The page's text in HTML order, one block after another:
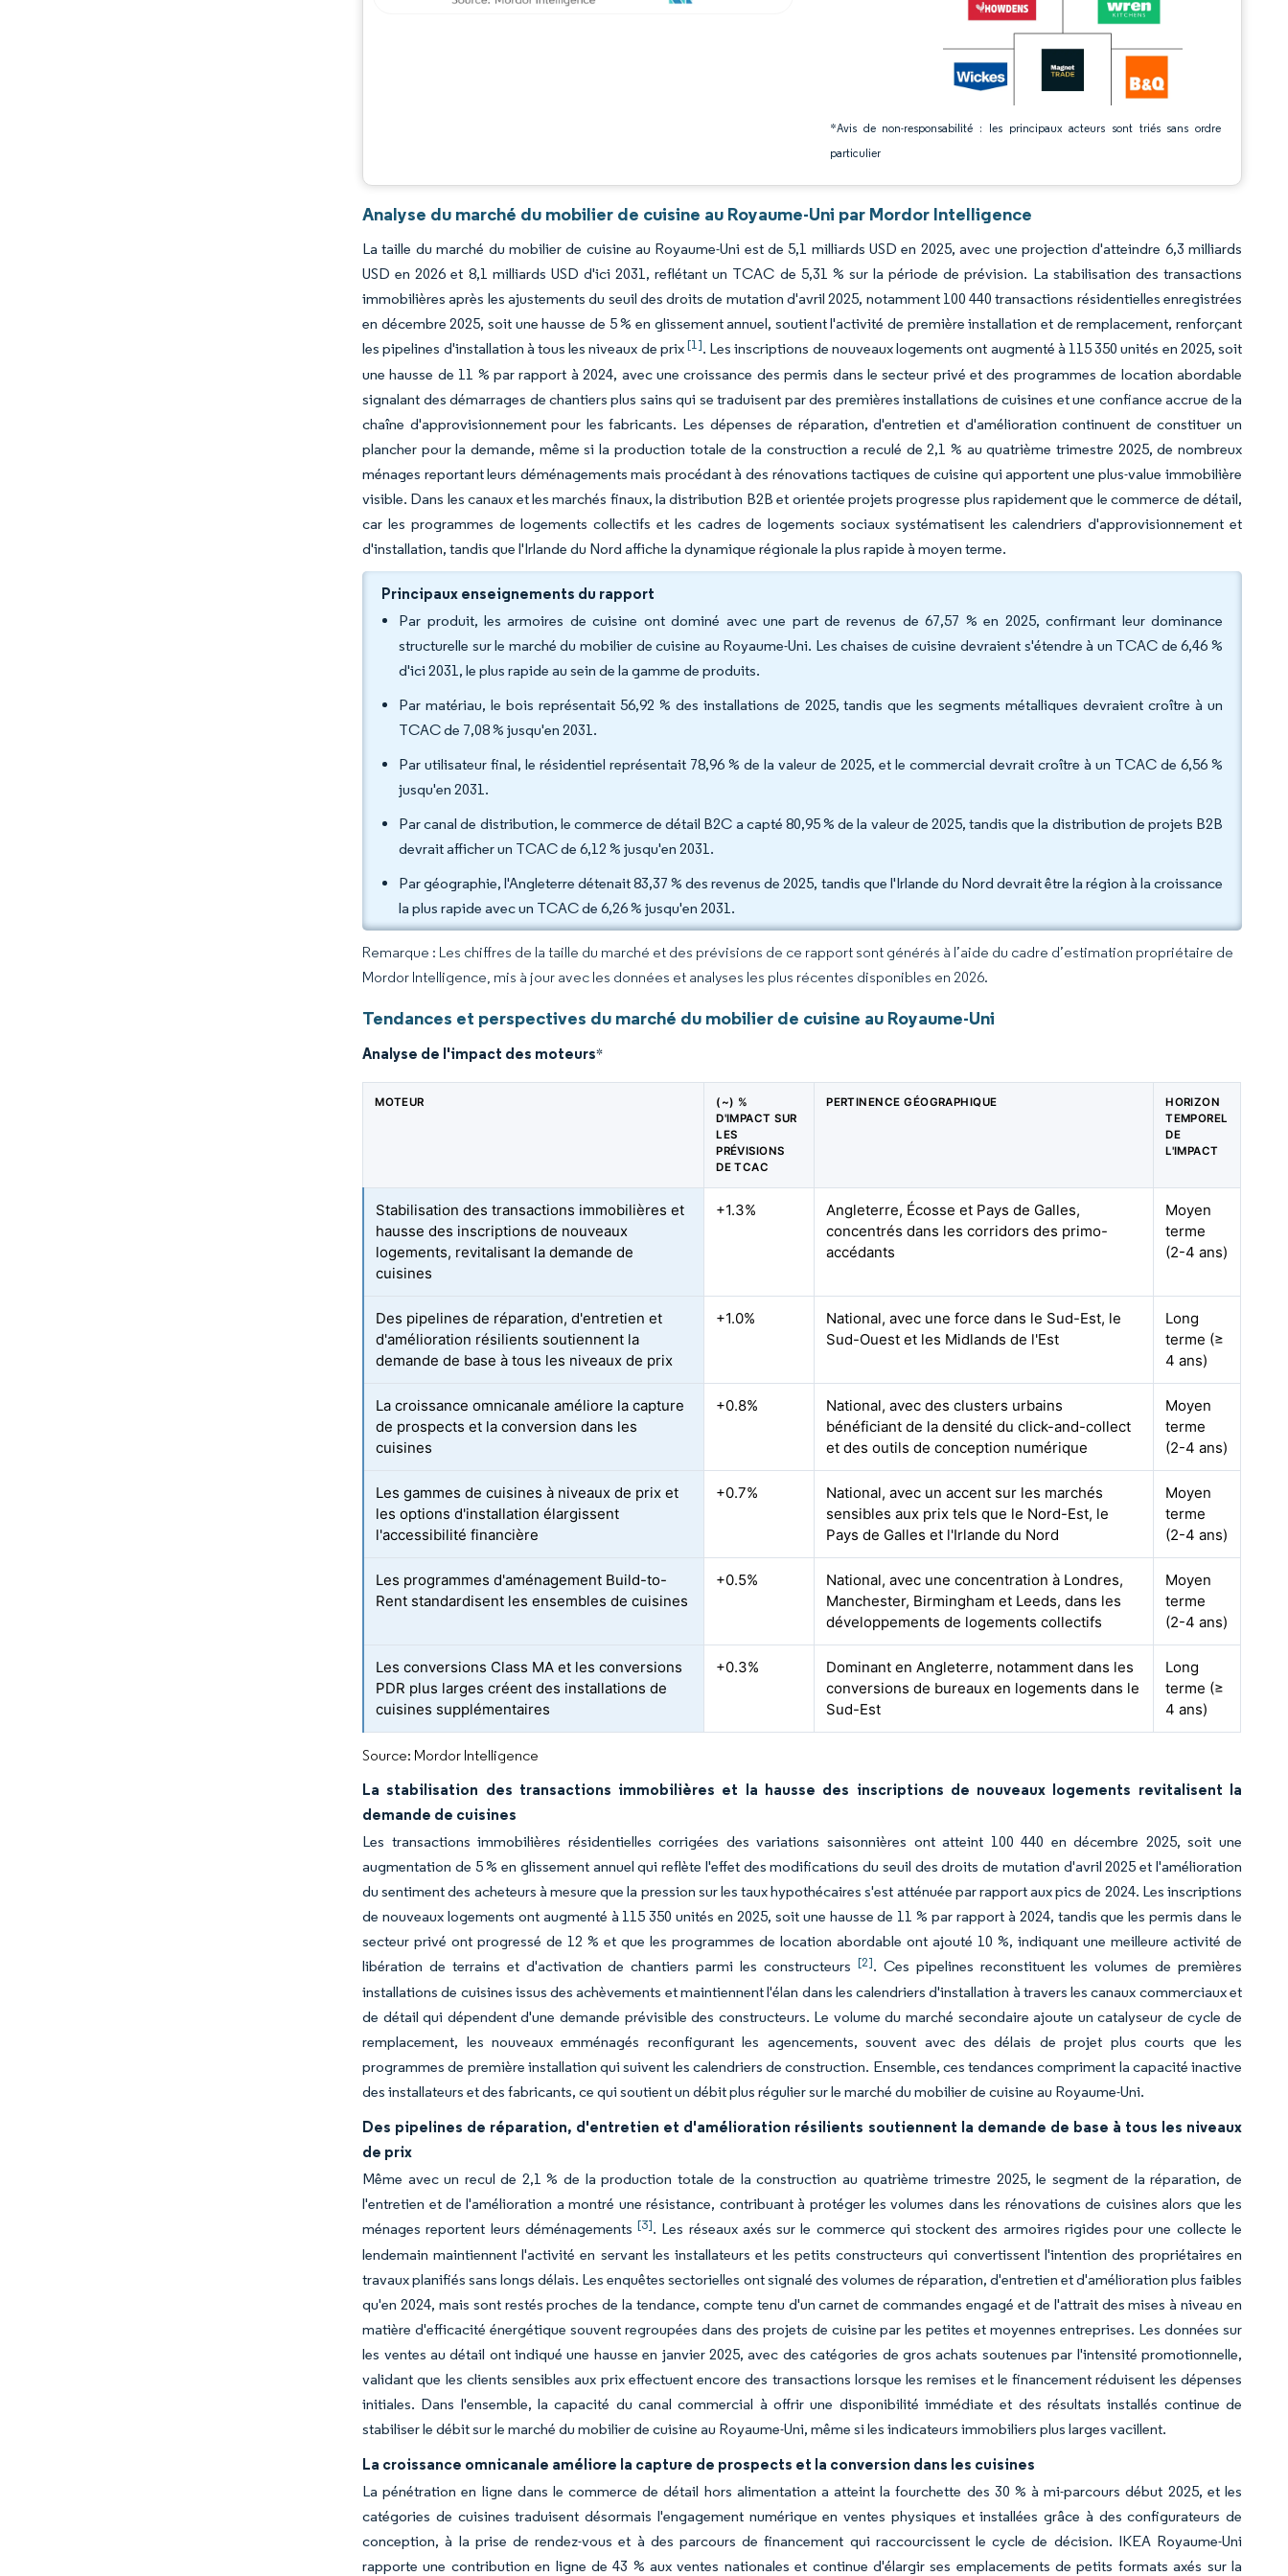
*Avis de non-responsabilité : les principaux acteurs sont triés sans ordre
particulier
Analyse du marché du mobilier de cuisine au Royaume-Uni par Mordor Intelligence
La taille du marché du mobilier de cuisine au Royaume-Uni est de 5,1 milliards USD en 2025, avec une projection d'atteindre 6,3 milliards
USD en 2026 et 8,1 milliards USD d'ici 2031, reflétant un TCAC de 5,31 % sur la période de prévision. La stabilisation des transactions
immobilières après les ajustements du seuil des droits de mutation d'avril 2025, notamment 100 440 transactions résidentielles enregistrées
en décembre 2025, soit une hausse de 5 % en glissement annuel, soutient l'activité de première installation et de remplacement, renforçant
les pipelines d'installation à tous les niveaux de prix[1]. Les inscriptions de nouveaux logements ont augmenté à 115 350 unités en 2025, soit
une hausse de 11 % par rapport à 2024, avec une croissance des permis dans le secteur privé et des programmes de location abordable
signalant des démarrages de chantiers plus sains qui se traduisent par des premières installations de cuisines et une confiance accrue de la
chaîne d'approvisionnement pour les fabricants. Les dépenses de réparation, d'entretien et d'amélioration continuent de constituer un
plancher pour la demande, même si la production totale de la construction a reculé de 2,1 % au quatrième trimestre 2025, de nombreux
ménages reportant leurs déménagements mais procédant à des rénovations tactiques de cuisine qui apportent une plus-value immobilière
visible. Dans les canaux et les marchés finaux, la distribution B2B et orientée projets progresse plus rapidement que le commerce de détail,
car les programmes de logements collectifs et les cadres de logements sociaux systématisent les calendriers d'approvisionnement et
d'installation, tandis que l'Irlande du Nord affiche la dynamique régionale la plus rapide à moyen terme.
Principaux enseignements du rapport
Par produit, les armoires de cuisine ont dominé avec une part de revenus de 67,57 % en 2025, confirmant leur dominance
structurelle sur le marché du mobilier de cuisine au Royaume-Uni. Les chaises de cuisine devraient s'étendre à un TCAC de 6,46 %
d'ici 2031, le plus rapide au sein de la gamme de produits.
Par matériau, le bois représentait 56,92 % des installations de 2025, tandis que les segments métalliques devraient croître à un
TCAC de 7,08 % jusqu'en 2031.
Par utilisateur final, le résidentiel représentait 78,96 % de la valeur de 2025, et le commercial devrait croître à un TCAC de 6,56 %
jusqu'en 2031.
Par canal de distribution, le commerce de détail B2C a capté 80,95 % de la valeur de 2025, tandis que la distribution de projets B2B
devrait afficher un TCAC de 6,12 % jusqu'en 2031.
Par géographie, l'Angleterre détenait 83,37 % des revenus de 2025, tandis que l'Irlande du Nord devrait être la région à la croissance
la plus rapide avec un TCAC de 6,26 % jusqu'en 2031.
Remarque : Les chiffres de la taille du marché et des prévisions de ce rapport sont générés à l’aide du cadre d’estimation propriétaire de
Mordor Intelligence, mis à jour avec les données et analyses les plus récentes disponibles en 2026.
Tendances et perspectives du marché du mobilier de cuisine au Royaume-Uni
Analyse de l'impact des moteurs*
MOTEUR
(~) %
D'IMPACT SUR
LES
PRÉVISIONS
DE TCAC
PERTINENCE GÉOGRAPHIQUE
HORIZON
TEMPOREL
DE
L'IMPACT
Stabilisation des transactions immobilières et
hausse des inscriptions de nouveaux
logements, revitalisant la demande de
cuisines
+1.3%
Angleterre, Écosse et Pays de Galles,
concentrés dans les corridors des primo-
accédants
Moyen
terme
(2-4 ans)
Des pipelines de réparation, d'entretien et
d'amélioration résilients soutiennent la
demande de base à tous les niveaux de prix
+1.0%
National, avec une force dans le Sud-Est, le
Sud-Ouest et les Midlands de l'Est
Long
terme (≥
4 ans)
La croissance omnicanale améliore la capture
de prospects et la conversion dans les
cuisines
+0.8%
National, avec des clusters urbains
bénéficiant de la densité du click-and-collect
et des outils de conception numérique
Moyen
terme
(2-4 ans)
Les gammes de cuisines à niveaux de prix et
les options d'installation élargissent
l'accessibilité financière
+0.7%
National, avec un accent sur les marchés
sensibles aux prix tels que le Nord-Est, le
Pays de Galles et l'Irlande du Nord
Moyen
terme
(2-4 ans)
Les programmes d'aménagement Build-to-
Rent standardisent les ensembles de cuisines
+0.5%
National, avec une concentration à Londres,
Manchester, Birmingham et Leeds, dans les
développements de logements collectifs
Moyen
terme
(2-4 ans)
Les conversions Class MA et les conversions
PDR plus larges créent des installations de
cuisines supplémentaires
+0.3%
Dominant en Angleterre, notamment dans les
conversions de bureaux en logements dans le
Sud-Est
Long
terme (≥
4 ans)
Source: Mordor Intelligence
La stabilisation des transactions immobilières et la hausse des inscriptions de nouveaux logements revitalisent la
demande de cuisines
Les transactions immobilières résidentielles corrigées des variations saisonnières ont atteint 100 440 en décembre 2025, soit une
augmentation de 5 % en glissement annuel qui reflète l'effet des modifications du seuil des droits de mutation d'avril 2025 et l'amélioration
du sentiment des acheteurs à mesure que la pression sur les taux hypothécaires s'est atténuée par rapport aux pics de 2024. Les inscriptions
de nouveaux logements ont augmenté à 115 350 unités en 2025, soit une hausse de 11 % par rapport à 2024, tandis que les permis dans le
secteur privé ont progressé de 12 % et que les programmes de location abordable ont ajouté 10 %, indiquant une meilleure activité de
libération de terrains et d'activation de chantiers parmi les constructeurs [2]. Ces pipelines reconstituent les volumes de premières
installations de cuisines issus des achèvements et maintiennent l'élan dans les calendriers d'installation à travers les canaux commerciaux et
de détail qui dépendent d'une demande prévisible des constructeurs. Le volume du marché secondaire ajoute un catalyseur de cycle de
remplacement, les nouveaux emménagés reconfigurant les agencements, souvent avec des délais de projet plus courts que les
programmes de première installation qui suivent les calendriers de construction. Ensemble, ces tendances compriment la capacité inactive
des installateurs et des fabricants, ce qui soutient un débit plus régulier sur le marché du mobilier de cuisine au Royaume-Uni.
Des pipelines de réparation, d'entretien et d'amélioration résilients soutiennent la demande de base à tous les niveaux
de prix
Même avec un recul de 2,1 % de la production totale de la construction au quatrième trimestre 2025, le segment de la réparation, de
l'entretien et de l'amélioration a montré une résistance, contribuant à protéger les volumes dans les rénovations de cuisines alors que les
ménages reportent leurs déménagements[3]. Les réseaux axés sur le commerce qui stockent des armoires rigides pour une collecte le
lendemain maintiennent l'activité en servant les installateurs et les petits constructeurs qui convertissent l'intention des propriétaires en
travaux planifiés sans longs délais. Les enquêtes sectorielles ont signalé des volumes de réparation, d'entretien et d'amélioration plus faibles
qu'en 2024, mais sont restés proches de la tendance, compte tenu d'un carnet de commandes engagé et de l'attrait des mises à niveau en
matière d'efficacité énergétique souvent regroupées dans des projets de cuisine par les petites et moyennes entreprises. Les données sur
les ventes au détail ont indiqué une hausse en janvier 2025, avec des catégories de gros achats soutenues par l'intensité promotionnelle,
validant que les clients sensibles aux prix effectuent encore des transactions lorsque les remises et le financement réduisent les dépenses
initiales. Dans l'ensemble, la capacité du canal commercial à offrir une disponibilité immédiate et des résultats installés continue de
stabiliser le débit sur le marché du mobilier de cuisine au Royaume-Uni, même si les indicateurs immobiliers plus larges vacillent.
La croissance omnicanale améliore la capture de prospects et la conversion dans les cuisines
La pénétration en ligne dans le commerce de détail hors alimentation a atteint la fourchette des 30 % à mi-parcours début 2025, et les
catégories de cuisines traduisent désormais l'engagement numérique en ventes physiques et installées grâce à des configurateurs de
conception, à la prise de rendez-vous et à des parcours de financement qui raccourcissent le cycle de décision. IKEA Royaume-Uni
rapporte une contribution en ligne de 43 % aux ventes nationales et continue d'élargir ses emplacements de petits formats axés sur la